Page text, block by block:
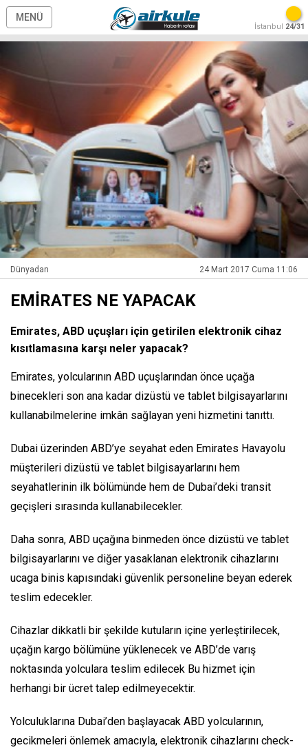
MENÜ
İstanbul 24/31
Dünyadan 24 Mart 2017 Cuma 11:06
EMİRATES NE YAPACAK
Emirates, ABD uçuşları için getirilen elektronik cihaz
kısıtlamasına karşı neler yapacak?
Emirates, yolcularının ABD uçuşlarından önce uçağa
binecekleri son ana kadar dizüstü ve tablet bilgisayarlarını
kullanabilmelerine imkân sağlayan yeni hizmetini tanıttı.
Dubai üzerinden ABD’ye seyahat eden Emirates Havayolu
müşterileri dizüstü ve tablet bilgisayarlarını hem
seyahatlerinin ilk bölümünde hem de Dubai’deki transit
geçişleri sırasında kullanabilecekler.
Daha sonra, ABD uçağına binmeden önce dizüstü ve tablet
bilgisayarlarını ve diğer yasaklanan elektronik cihazlarını
ucaga binis kapısındaki güvenlik personeline beyan ederek
teslim edecekler.
Cihazlar dikkatli bir şekilde kutuların içine yerleştirilecek,
uçağın kargo bölümüne yüklenecek ve ABD’de varış
noktasında yolculara teslim edilecek Bu hizmet için
herhangi bir ücret talep edilmeyecektir.
Yolculuklarına Dubai’den başlayacak ABD yolcularının,
gecikmeleri önlemek amacıyla, elektronik cihazlarını check-